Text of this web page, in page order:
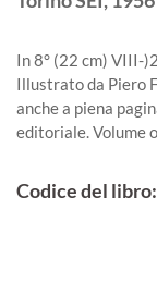
In 8° (22 cm) VIII-
Illustrato da Piero
anche a piena
editoriale. Volume
Codice del libro: